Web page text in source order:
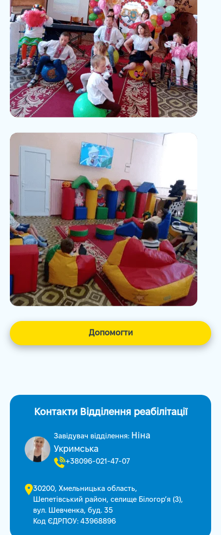
Допомогти
Контакти Відділення реабілітації
Завідувач відділення: Ніна
Укримська
+38096-021-47-07
30200, Хмельницька область,
Шепетівський район, селище Білогор’я (З),
вул. Шевченка, буд. 35
Код ЄДРПОУ: 43968896